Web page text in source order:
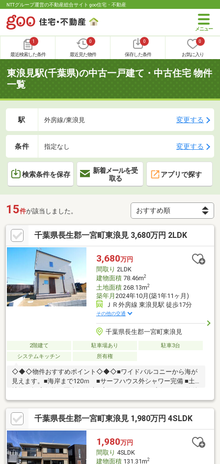
NTTグループ運営の不動産総合サイト goo住宅・不動産
1
最近検索した条件
0
最近見た物件
0
保存した条件
0
お気に入り
東浪見駅(千葉県)の中古一戸建て・中古住宅 物件
一覧
駅 外房線/東浪見 変更する
条件 指定なし 変更する
検索条件を保存
新着メールを受
取る
アプリで探す
15件が該当しました。
千葉県長生郡一宮町東浪見 3,680万円 2LDK
3,680万円
間取り 2LDK
建物面積78.46m2
土地面積268.13m2
築年月 2024年10月(築1年11ヶ月)
ＪＲ外房線 東浪見駅 徒歩17分
その他の交通
千葉県長生郡一宮町東浪見
2階建て 駐車場あり
駐車3台
システムキッチン
所有権
◇◆◇物件おすすめポイント◇◆◇■ワイドバルコニーから海が
見えます。■海岸まで120ｍ ■サーフハウス外シャワー完備 ■土
の価格変更や、物件の状況もいち早くわかって便利な『お気に入
り追加』をぜひご利用ください♪
千葉県長生郡一宮町東浪見 1,980万円 4SLDK
1,980万円
間取り 4SLDK
建物面積131.31m2